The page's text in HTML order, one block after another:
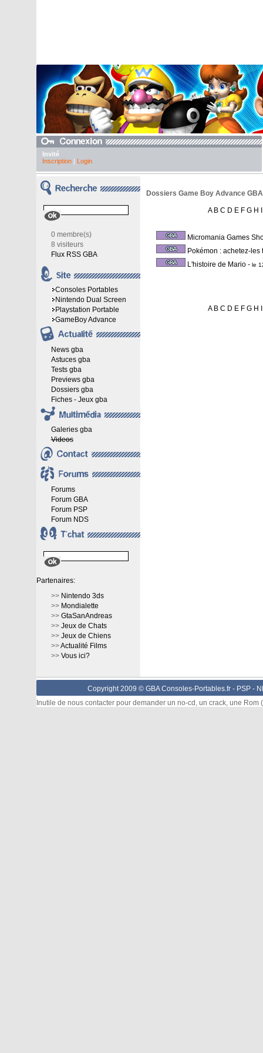
Invité
Inscription| Login
0 membre(s)
8 visiteurs
Flux RSS GBA
Consoles Portables
Nintendo Dual Screen
Playstation Portable
GameBoy Advance
News gba
Astuces gba
Tests gba
Previews gba
Dossiers gba
Fiches - Jeux gba
Galeries gba
Videos
Forums
Forum GBA
Forum PSP
Forum NDS
Partenaires:
>> Nintendo 3ds
>> Mondialette
>> GtaSanAndreas
>> Jeux de Chats
>> Jeux de Chiens
>>Actualité Films
>> Vous ici?
Dossiers Game Boy Advance
A B C D E F G H
Micromania Games
Pokémon : achetez-les
L'histoire de Mario - le
A B C D E F G H
Copyright 2009 © GBA Consoles-Portables.fr - PSP-
Inutile de nous contacter pour demander un no-cd, un crack, une